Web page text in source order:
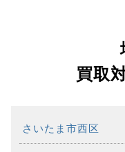
買取
さいたま市西区